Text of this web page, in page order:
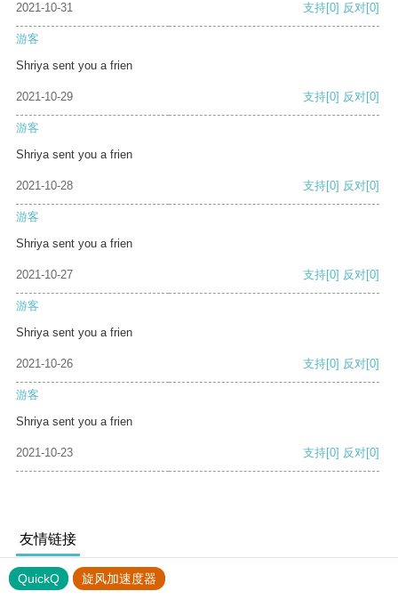
2021-10-31 支持[0] 反对[0]
游客
Shriya sent you a frien
2021-10-29 支持[0] 反对[0]
游客
Shriya sent you a frien
2021-10-28 支持[0] 反对[0]
游客
Shriya sent you a frien
2021-10-27 支持[0] 反对[0]
游客
Shriya sent you a frien
2021-10-26 支持[0] 反对[0]
游客
Shriya sent you a frien
2021-10-23 支持[0] 反对[0]
友情链接
QuickQ 旋风加速度器